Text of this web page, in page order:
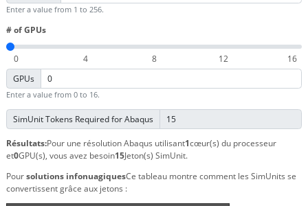
Enter a value from 1 to 256.
# of GPUs
GPUs
Enter a value from 0 to 16.
SimUnit Tokens Required for Abaqus
Résultats:Pour une résolution Abaqus utilisant1cœur(s) du processeur
et0GPU(s), vous avez besoin15Jeton(s) SimUnit.
Poursolutions infonuagiquesCe tableau montre comment les SimUnits se
convertissent grâce aux jetons :